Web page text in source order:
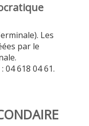
Les
par le
04 618 04 61.